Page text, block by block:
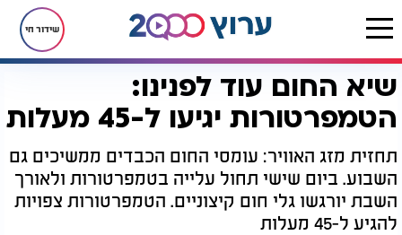
שידור חי
דף הבית חדשות שיא החום עוד לפנינו: הטמפרטורות יגיעו ל-45 מעלות
שיא החום עוד לפנינו:
הטמפרטורות יגיעו ל-45 מעלות
תחזית מזג האוויר: עומסי החום הכבדים ממשיכים גם
השבוע. ביום שישי תחול עלייה בטמפרטורות ולאורך
השבת יורגשו גלי חום קיצוניים. הטמפרטורות צפויות
להגיע ל-45 מעלות